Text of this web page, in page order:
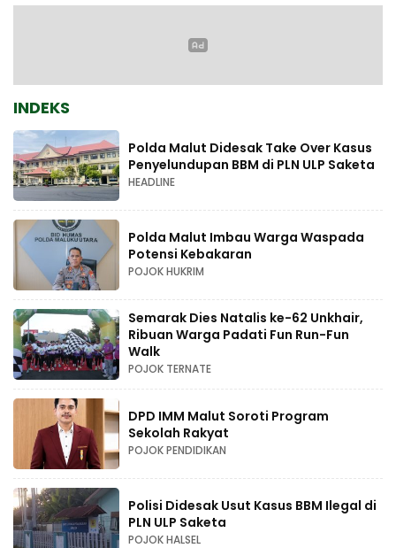
INDEKS
Polda Malut Didesak Take Over Kasus
Penyelundupan BBM di PLN ULP Saketa
HEADLINE
Polda Malut Imbau Warga Waspada
Potensi Kebakaran
POJOK HUKRIM
Semarak Dies Natalis ke-62 Unkhair,
Ribuan Warga Padati Fun Run-Fun
Walk
POJOK TERNATE
DPD IMM Malut Soroti Program
Sekolah Rakyat
POJOK PENDIDIKAN
Polisi Didesak Usut Kasus BBM Ilegal di
PLN ULP Saketa
POJOK HALSEL